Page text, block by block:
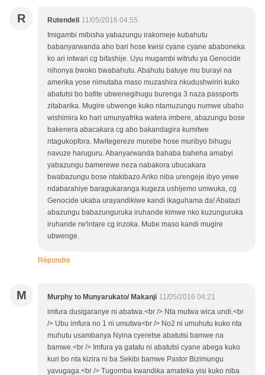
R Rutendeli 11/05/2016 04:55
Imigambi mibisha yabazungu irakomeje kubahutu
babanyarwanda aho bari hose kwisi cyane cyane ababoneka
ko ari intwari cg bifashije. Uyu mugambi witrufu ya Genocide
nihonya bwoko bwabahutu. Abahutu batuye mu burayi na
amerika yose nimutaba maso muzashira nkudushwiriri kuko
abatutsi bo bafite ubwenegihugu burenga 3 naza passports
zitabarika. Mugire ubwenge kuko ntamuzungu numwe ubaho
wishimira ko hari umunyafrika watera imbere, abazungu bose
bakenera abacakara cg abo bakandagira kumitwe
ntagukopfora. Mwitegereze murebe hose muribyo bihugu
navuze haruguru. Abanyarwanda bahaba baheha amabyi
yabazungu bamerewe neza nabakora ubucakara
bwabazungu bose ntakibazo Ariko niba urengeje ibyo yewe
ndabarahiye baragukaranga kugeza ushijemo umwuka, cg
Genocide ukaba urayandikiwe kandi ikaguhama da! Abatazi
abazungu babazunguruka iruhande kimwe nko kuzunguruka
iruhande rw'intare cg inzoka. Mube maso kandi mugire
ubwenge.
Répondre
M Murphy to Munyarukato/ Makanji 11/05/2016 04:21
imfura dusigaranye ni abatwa.<br /> Nta mutwa wica undi.<br
/> Ubu imfura no 1 ni umutwa<br /> No2 ni umuhutu kuko nta
muhutu usambanya Nyina cyeretse abatutsi bamwe na
bamwe.<br /> Imfura ya gatatu ni abatutsi cyane abega kuko
kuri bo nta kizira ni ba Sekibi bamwe Pastor Bizimungu
yavugaga.<br /> Tugomba kwandika amateka yisi kuko niba